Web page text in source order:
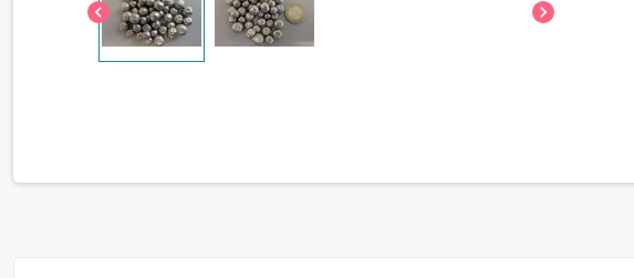
chevron_left chevron_right